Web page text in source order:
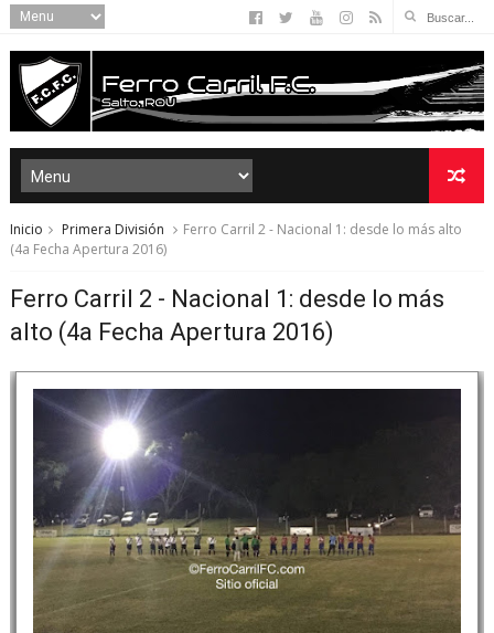
Inicio Primera División
Ferro Carril 2 - Nacional 1: desde lo más alto
(4a Fecha Apertura 2016)
Ferro Carril 2 - Nacional 1: desde lo más
alto (4a Fecha Apertura 2016)